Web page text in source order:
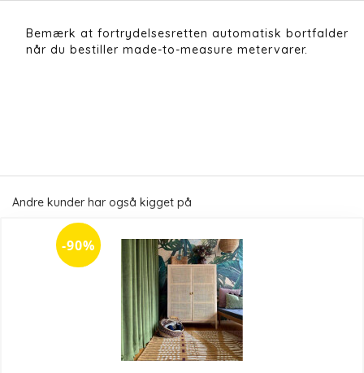
Bemærk at fortrydelsesretten automatisk bortfalder
når du bestiller made-to-measure metervarer.
Andre kunder har også kigget på
-90%